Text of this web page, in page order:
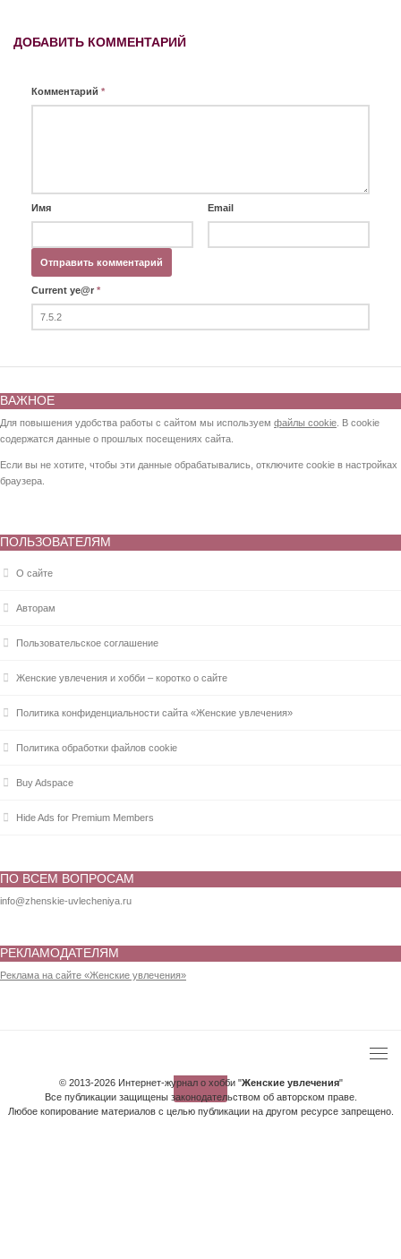
ДОБАВИТЬ КОММЕНТАРИЙ
Комментарий *
Имя Email
Current ye@r *
ВАЖНОЕ
Для повышения удобства работы с сайтом мы используем файлы cookie . В cookie
содержатся данные о прошлых посещениях сайта.
Если вы не хотите, чтобы эти данные обрабатывались, отключите cookie в настройках
браузера.
ПОЛЬЗОВАТЕЛЯМ
О сайте
Авторам
Пользовательское соглашение
Женские увлечения и хобби – коротко о сайте
Политика конфиденциальности сайта «Женские увлечения»
Политика обработки файлов cookie
Buy Adspace
Hide Ads for Premium Members
ПО ВСЕМ ВОПРОСАМ
info@zhenskie-uvlecheniya.ru
РЕКЛАМОДАТЕЛЯМ
Реклама на сайте «Женские увлечения»
© 2013-2026 Интернет-журнал о хобби "Женские увлечения"
Все публикации защищены законодательством об авторском праве.
Любое копирование материалов с целью публикации на другом ресурсе запрещено.